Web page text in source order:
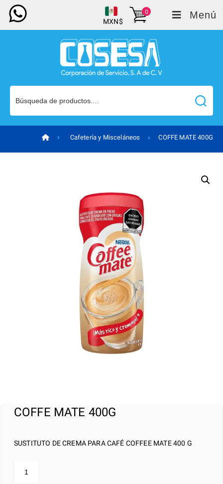
MXN$
0 Menú
Cafetería y Misceláneos COFFE MATE 400G
COFFE MATE 400G
SUSTITUTO DE CREMA PARA CAFÉ COFFEE MATE 400 G
MATE